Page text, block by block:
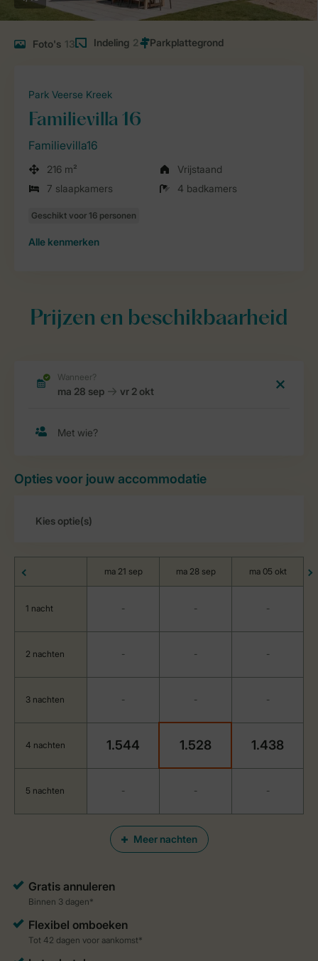
Foto's 13 Indeling 2
Park Veerse Kreek
Familievilla 16
Familievilla16
216 m²
Vrijstaand
7 slaapkamers
4 badkamers
Alle kenmerken
Prijzen en beschikbaarheid
Opties voor jouw accommodatie
Meer nachten
ma 21 sep ma 28 sep ma 05 okt
1 nacht - - -
2 nachten - - -
3 nachten - - -
4 nachten 1.544 1.528 1.438
5 nachten - - -